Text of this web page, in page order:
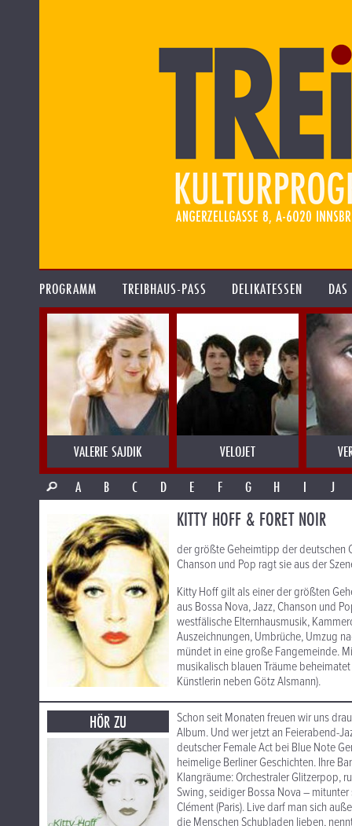
PROGRAMM TREIBHAUS-PASS DELIKATESSEN
VALERIE SAJDIK VELOJET
A
B C D E F G H I J
KITTY HOFF & FORET NOIR
der größte Geheimtipp der deutschen
Chanson und Pop ragt sie aus der
Kitty Hoff gilt als einer der größten
aus Bossa Nova, Jazz, Chanson und
westfälische Elternhausmusik,
Auszeichnungen, Umbrüche, Umzug
mündet in eine große Fangemeinde.
musikalisch blauen Träume
Künstlerin neben Götz Alsmann).
HÖR ZU
Schon seit Monaten freuen wir uns
Album. Und wer jetzt an Feierabend-
deutscher Female Act bei Blue Note
heimelige Berliner Geschichten. Ihre
Klangräume: Orchestraler Glitzerpop,
Swing, seidiger Bossa Nova –
Clément (Paris). Live darf man sich
die Menschen Schubladen lieben,